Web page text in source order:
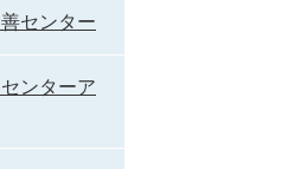
センター
ンターア